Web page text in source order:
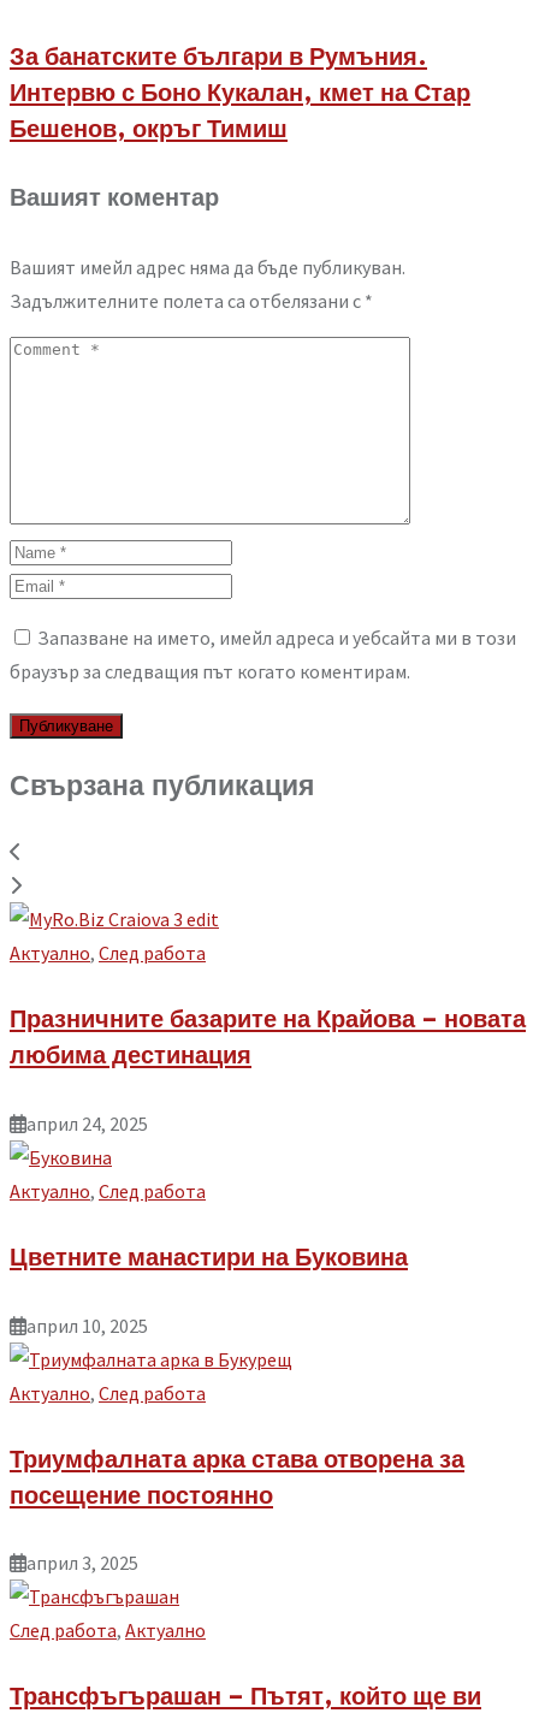
За банатските българи в Румъния.
Интервю с Боно Кукалан, кмет на Стар
Бешенов, окръг Тимиш
Вашият коментар
Вашият имейл адрес няма да бъде публикуван.
Задължителните полета са отбелязани с *
Запазване на името, имейл адреса и уебсайта ми в този
браузър за следващия път когато коментирам.
Свързана публикация
Aктуално, След работа
Празничните базарите на Крайова – новата
любима дестинация
април 24, 2025
Aктуално, След работа
Цветните манастири на Буковина
април 10, 2025
Aктуално, След работа
Триумфалната арка става отворена за
посещение постоянно
април 3, 2025
След работа, Aктуално
Трансфъгърашан – Пътят, който ще ви